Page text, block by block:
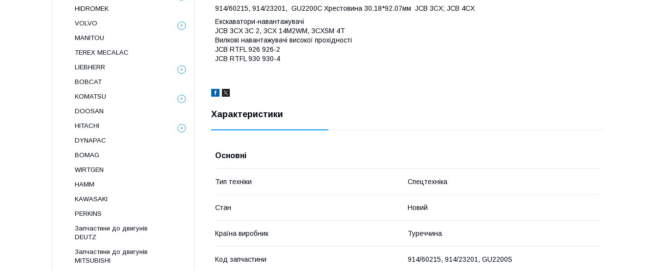
914/60215, 914/23201, GU2200C Хрестовина 30.18*92.07мм JCB 3CX; JCB 4CX
Екскаватори-навантажувачі
JCB 3CX 3C 2, 3CX 14M2WM, 3CXSM 4T
Вилкові навантажувачі високої прохідності
JCB RTFL 926 926-2
JCB RTFL 930 930-4
Характеристики
Основні
Тип техніки Спецтехніка
Стан Новий
Країна виробник Туреччина
Код запчастини 914/60215, 914/23201, GU2200S
HIDROMEK
VOLVO
MANITOU
TEREX MECALAC
LIEBHERR
BOBCAT
KOMATSU
DOOSAN
HITACHI
DYNAPAC
BOMAG
WIRTGEN
HAMM
KAWASAKI
PERKINS
Запчастини до двигунів
DEUTZ
Запчастини до двигунів
MITSUBISHI